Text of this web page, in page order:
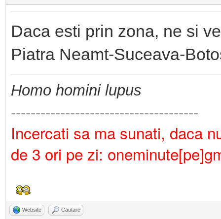
Daca esti prin zona, ne si
Piatra Neamt-Suceava-
Homo homini lupus
--------------------------------------
Incercati sa ma sunati, daca
de 3 ori pe zi:
Website Cautare